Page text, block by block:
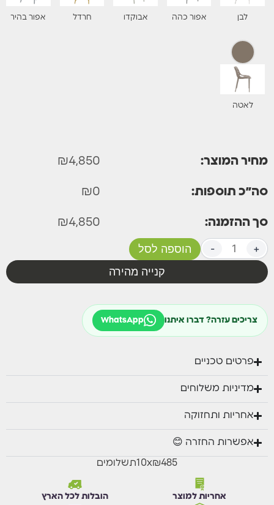
לבן אפור כהה אבוקדו חרדל אפור בהיר
לאטה
מחיר המוצר: ₪4,850
סה״כ תוספות: ₪0
סך ההזמנה: ₪4,850
- +
הוספה לסל
קנייה מהירה
צריכים עזרה? דברו איתנו WhatsApp
פרטים טכניים
מדיניות משלוחים
אחריות ותחזוקה
אפשרות החזרה 😊
₪485
x
10תשלומים
אחריות למוצר הובלות לכל הארץ